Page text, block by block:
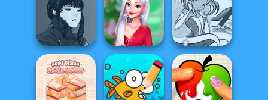
Steampunk
Wedding
French Folklore
Bab's Back to
School Style
Cha...
Manga Creator
Vampire Hunter
P...
My Christmas
Party Prep
Winx Paint Fairy
Color